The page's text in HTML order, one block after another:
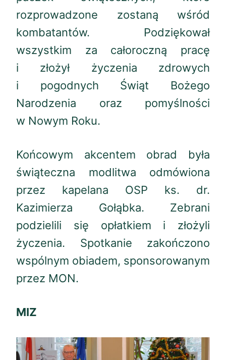
rozprowadzone zostaną wśród
kombatantów. Podziękował
wszystkim za całoroczną pracę
i złożył życzenia zdrowych
i pogodnych Świąt Bożego
Narodzenia oraz pomyślności
w Nowym Roku.
Końcowym akcentem obrad była
świąteczna modlitwa odmówiona
przez kapelana OSP ks. dr.
Kazimierza Gołąbka. Zebrani
podzielili się opłatkiem i złożyli
życzenia. Spotkanie zakończono
wspólnym obiadem, sponsorowanym
przez MON.
MIZ